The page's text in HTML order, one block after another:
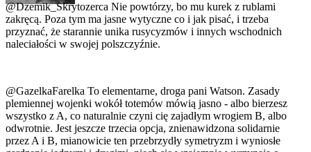
@Dzemik_Skrytozerca Nie powtórzy, bo mu kurek z rublami
zakręcą. Poza tym ma jasne wytyczne co i jak pisać, i trzeba
przyznać, że starannie unika rusycyzmów i innych wschodnich
naleciałości w swojej polszczyźnie.
@GazelkaFarelka To elementarne, droga pani Watson. Zasady
plemiennej wojenki wokół totemów mówią jasno - albo bierzesz
wszystko z A, co naturalnie czyni cię zajadłym wrogiem B, albo
odwrotnie. Jest jeszcze trzecia opcja, znienawidzona solidarnie
przez A i B, mianowicie ten przebrzydły symetryzm i wyniosłe